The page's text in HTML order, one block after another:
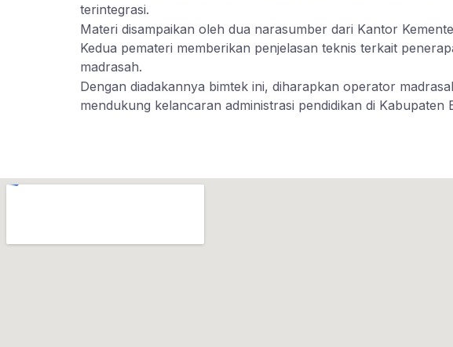
terintegrasi.
Materi disampaikan oleh dua narasumber dari Kantor
Kedua pemateri memberikan penjelasan teknis terkait
madrasah.
Dengan diadakannya bimtek ini, diharapkan operator
mendukung kelancaran administrasi pendidikan di Kabupaten